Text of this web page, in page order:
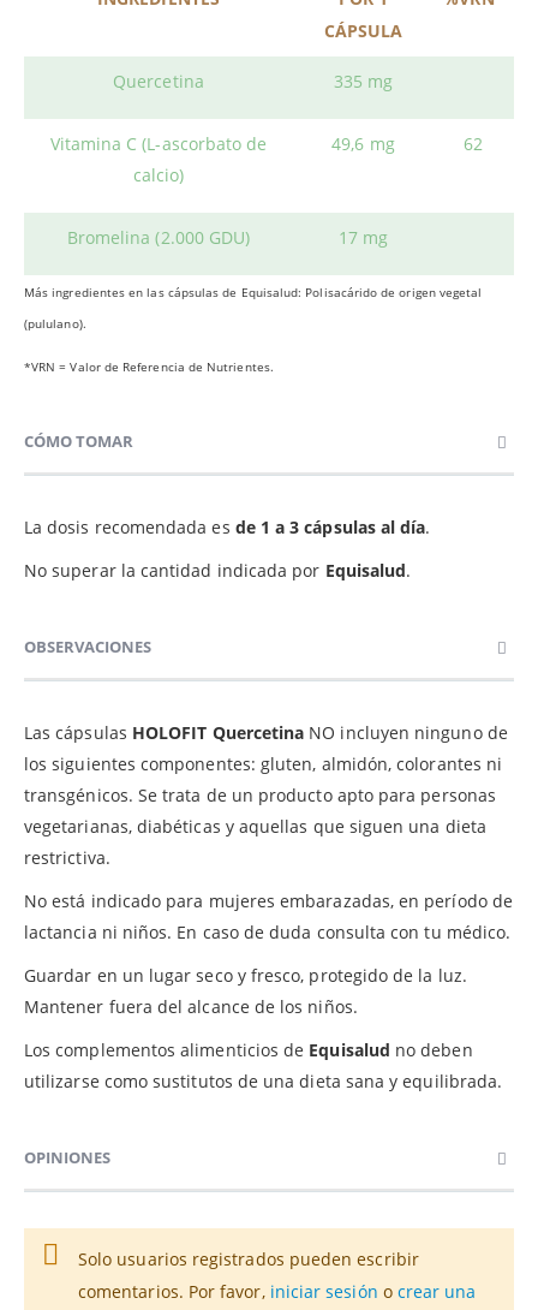
CÁPSULA
Quercetina 335 mg
Vitamina C (L-ascorbato de
calcio)
49,6 mg 62
Bromelina (2.000 GDU) 17 mg
Más ingredientes en las cápsulas de Equisalud: Polisacárido de origen vegetal
(pululano).
*VRN = Valor de Referencia de Nutrientes.
CÓMO TOMAR
La dosis recomendada es de 1 a 3 cápsulas al día.
No superar la cantidad indicada por Equisalud.
OBSERVACIONES
Las cápsulas HOLOFIT Quercetina NO incluyen ninguno de
los siguientes componentes: gluten, almidón, colorantes ni
transgénicos. Se trata de un producto apto para personas
vegetarianas, diabéticas y aquellas que siguen una dieta
restrictiva.
No está indicado para mujeres embarazadas, en período de
lactancia ni niños. En caso de duda consulta con tu médico.
Guardar en un lugar seco y fresco, protegido de la luz.
Mantener fuera del alcance de los niños.
Los complementos alimenticios de Equisalud no deben
utilizarse como sustitutos de una dieta sana y equilibrada.
OPINIONES
Solo usuarios registrados pueden escribir
comentarios. Por favor, iniciar sesión o crear una